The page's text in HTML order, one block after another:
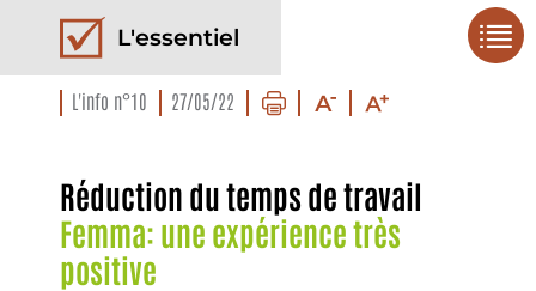
L'essentiel
L'info n°10 27/05/22
Réduction du temps de travail
Femma: une expérience très
positive